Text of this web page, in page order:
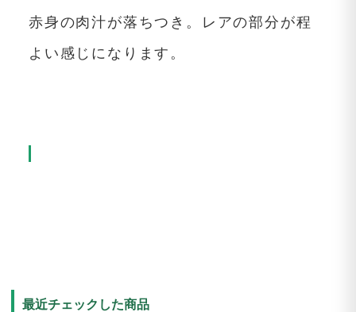
赤身の肉汁が落ちつき。レアの部分が程
よい感じになります。
最近チェックした商品